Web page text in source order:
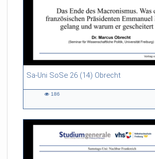
Sa-Uni SoSe 26 (14) Obrecht
46:53 duration
186